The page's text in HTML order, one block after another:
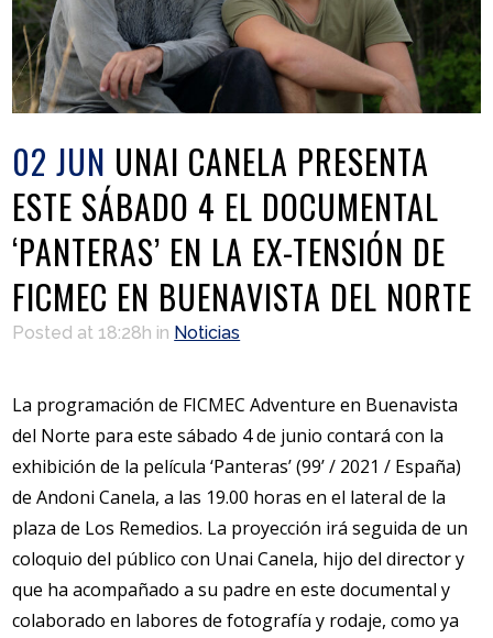
02 JUN UNAI CANELA PRESENTA
ESTE SÁBADO 4 EL DOCUMENTAL
‘PANTERAS’ EN LA EX-TENSIÓN DE
FICMEC EN BUENAVISTA DEL NORTE
Posted at 18:28h in Noticias
La programación de FICMEC Adventure en Buenavista
del Norte para este sábado 4 de junio contará con la
exhibición de la película ‘Panteras’ (99’ / 2021 / España)
de Andoni Canela, a las 19.00 horas en el lateral de la
plaza de Los Remedios. La proyección irá seguida de un
coloquio del público con Unai Canela, hijo del director y
que ha acompañado a su padre en este documental y
colaborado en labores de fotografía y rodaje, como ya